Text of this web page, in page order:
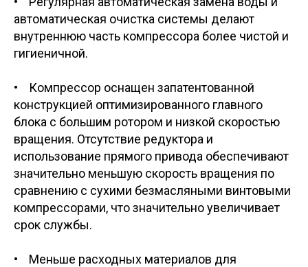
автоматическая очистка системы делают
внутреннюю часть компрессора более чистой и
гигиеничной.
• Компрессор оснащен запатентованной
конструкцией оптимизированного главного
блока с большим ротором и низкой скоростью
вращения. Отсутствие редуктора и
использование прямого привода обеспечивают
значительно меньшую скорость вращения по
сравнению с сухими безмасляными винтовыми
компрессорами, что значительно увеличивает
срок службы.
• Меньше расходных материалов для